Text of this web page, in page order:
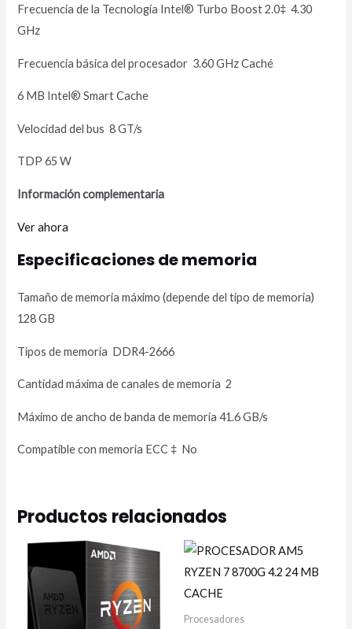
Frecuencia de la Tecnología Intel® Turbo Boost 2.0‡ 4.30
GHz
Frecuencia básica del procesador 3.60 GHz Caché
6 MB Intel® Smart Cache
Velocidad del bus 8 GT/s
TDP 65 W
Información complementaria
Ver ahora
Especificaciones de memoria
Tamaño de memoria máximo (depende del tipo de memoria)
128 GB
Tipos de memoria DDR4-2666
Cantidad máxima de canales de memoria 2
Máximo de ancho de banda de memoria 41.6 GB/s
Compatible con memoria ECC ‡ No
Productos relacionados
Procesadores